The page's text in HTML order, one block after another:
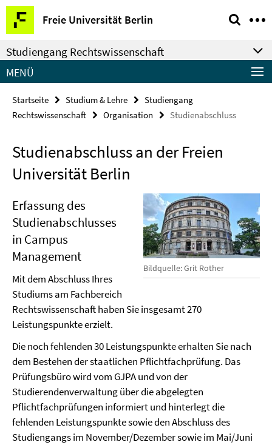
Springe
direkt
zu
Inhalt
Freie Universität Berlin
Service-
Navigation
Studiengang Rechtswissenschaft
MENÜ
Startseite Studium & Lehre
Studiengang
Rechtswissenschaft
Organisation Studienabschluss
Studienabschluss an der Freien
Universität Berlin
Bildquelle: Grit Rother
Erfassung des
Studienabschlusses
in Campus
Management
Mit dem Abschluss Ihres
Studiums am Fachbereich
Rechtswissenschaft haben Sie insgesamt 270
Leistungspunkte erzielt.
Die noch fehlenden 30 Leistungspunkte erhalten Sie nach
dem Bestehen der staatlichen Pflichtfachprüfung. Das
Prüfungsbüro wird vom GJPA und von der
Studierendenverwaltung über die abgelegten
Pflichtfachprüfungen informiert und hinterlegt die
fehlenden Leistungspunkte sowie den Abschluss des
Studiengangs im November/Dezember sowie im Mai/Juni